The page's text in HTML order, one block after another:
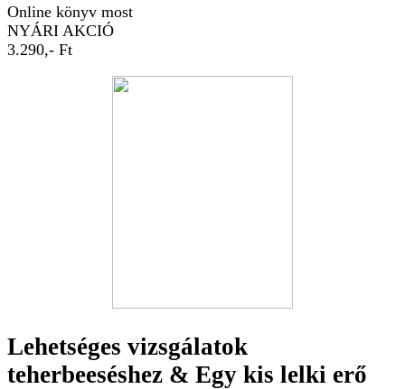
Online könyv most
NYÁRI AKCIÓ
3.290,- Ft
Lehetséges vizsgálatok
teherbeeséshez & Egy kis lelki erő